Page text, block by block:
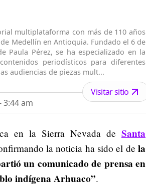
multiplataforma con más de 110 años
Medellín en Antioquia. Fundado el 6 de
Paula Pérez, se ha especializado en la
periodísticos para diferentes
audiencias de piezas mult...
3:44 am
Visitar sitio
en la Sierra Nevada de Santa
la noticia ha sido el de la
un comunicado de prensa en
indígena Arhuaco”.